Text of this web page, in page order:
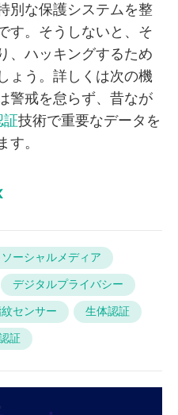
別な保護システムを整
す。そうしないと、そ
、ハッキングするため
ょう。詳しくは次の機
警戒を怠らず、昔なが
証技術で重要なデータを
。
ソーシャルメディア
デジタルプライバシー
センサー
生体認証
証